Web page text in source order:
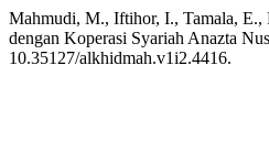
Mahmudi, M., Iftihor, I., Tamala,
dengan Koperasi Syariah Anazta
10.35127/alkhidmah.v1i2.4416.